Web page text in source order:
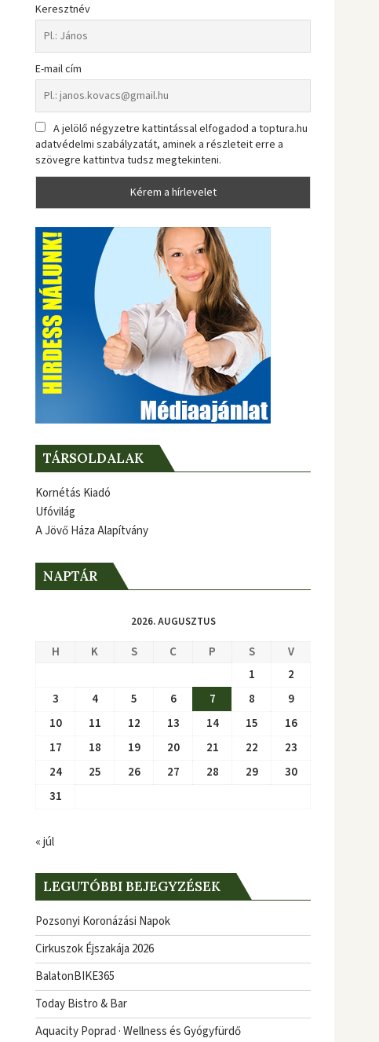
Keresztnév
E-mail cím
A jelölő négyzetre kattintással elfogadod a toptura.hu
adatvédelmi szabályzatát, aminek a részleteit erre a
szövegre kattintva tudsz megtekinteni.
TÁRSOLDALAK
Kornétás Kiadó
Ufóvilág
A Jövő Háza Alapítvány
NAPTÁR
2026. AUGUSZTUS
H K S C P S
V
1
2
3
4 5 6 7 8
9
10
11 12 13 14 15
16
17
18 19 20 21 22
23
24
25 26 27 28 29
30
31
« júl
LEGUTÓBBI BEJEGYZÉSEK
Pozsonyi Koronázási Napok
Cirkuszok Éjszakája 2026
BalatonBIKE365
Today Bistro & Bar
Aquacity Poprad · Wellness és Gyógyfürdő